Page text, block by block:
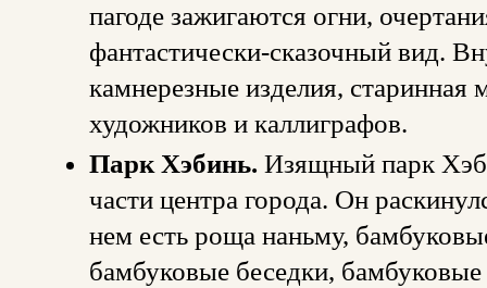
пагоде зажигаются огни,
фантастически-сказочный вид.
камнерезные изделия,
художников и каллиграфов.
Парк Хэбинь. Изящный парк
части центра города. Он
нем есть роща наньму,
бамбуковые беседки,